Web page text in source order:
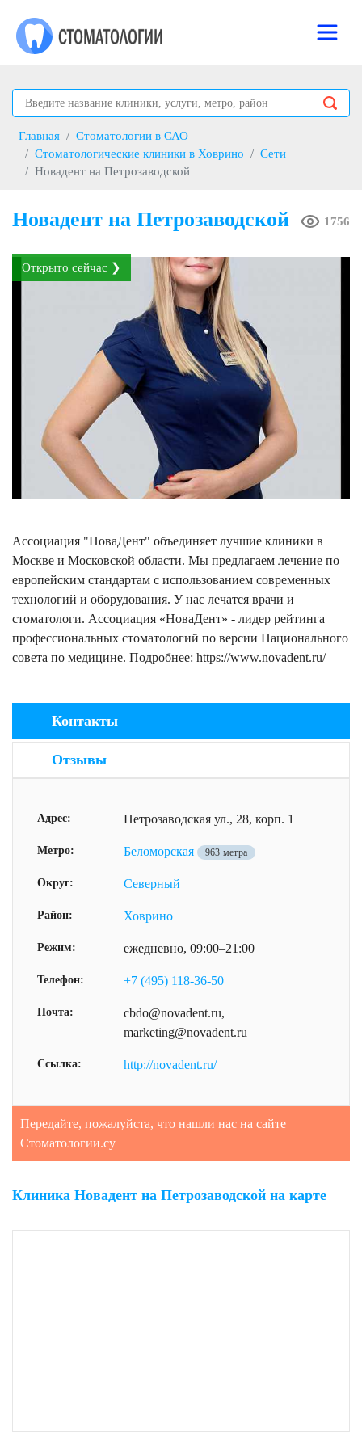
Главная
Стоматологии в САО
Стоматологические клиники в Ховрино
Сети
Новадент на Петрозаводской
Новадент на Петрозаводской 1756
Открыто сейчас ❯
Ассоциация "НоваДент" объединяет лучшие клиники в
Москве и Московской области. Мы предлагаем лечение по
европейским стандартам с использованием современных
технологий и оборудования. У нас лечатся врачи и
стоматологи. Ассоциация «НоваДент» - лидер рейтинга
профессиональных стоматологий по версии Национального
совета по медицине. Подробнее: https://www.novadent.ru/
Контакты
Отзывы
Адрес: Петрозаводская ул., 28, корп. 1
Метро: Беломорская 963 метра
Округ: Северный
Район: Ховрино
Режим: ежедневно, 09:00–21:00
Телефон: +7 (495) 118-36-50
Почта:
cbdo@novadent.ru,
marketing@novadent.ru
Ссылка: http://novadent.ru/
Передайте, пожалуйста, что нашли нас на сайте
Стоматологии.су
Клиника Новадент на Петрозаводской на карте